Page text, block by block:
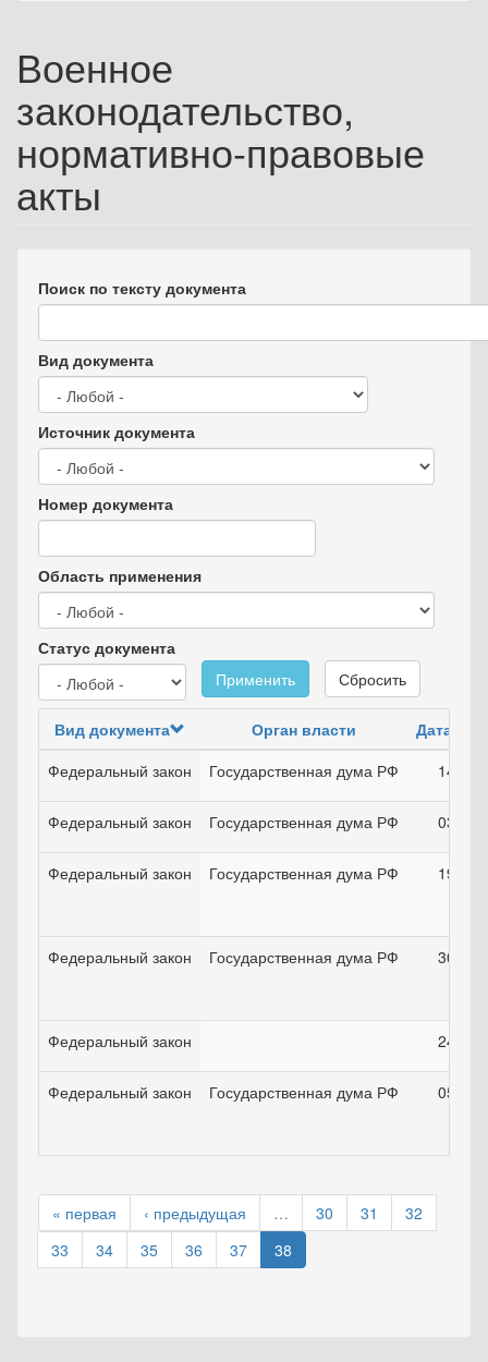
Военное
законодательство,
нормативно-правовые
акты
Поиск по тексту документа
Вид документа
Источник документа
Номер документа
Область применения
Статус документа
Применить
Сбросить
Вид документа Орган власти
Дата
Федеральный закон
Государственная дума РФ
Федеральный закон Государственная дума РФ
Федеральный закон Государственная дума РФ
Федеральный закон Государственная дума РФ
Федеральный закон
Федеральный закон Государственная дума РФ
« первая ‹ предыдущая … 30 31
32
33
34 35 36 37 38